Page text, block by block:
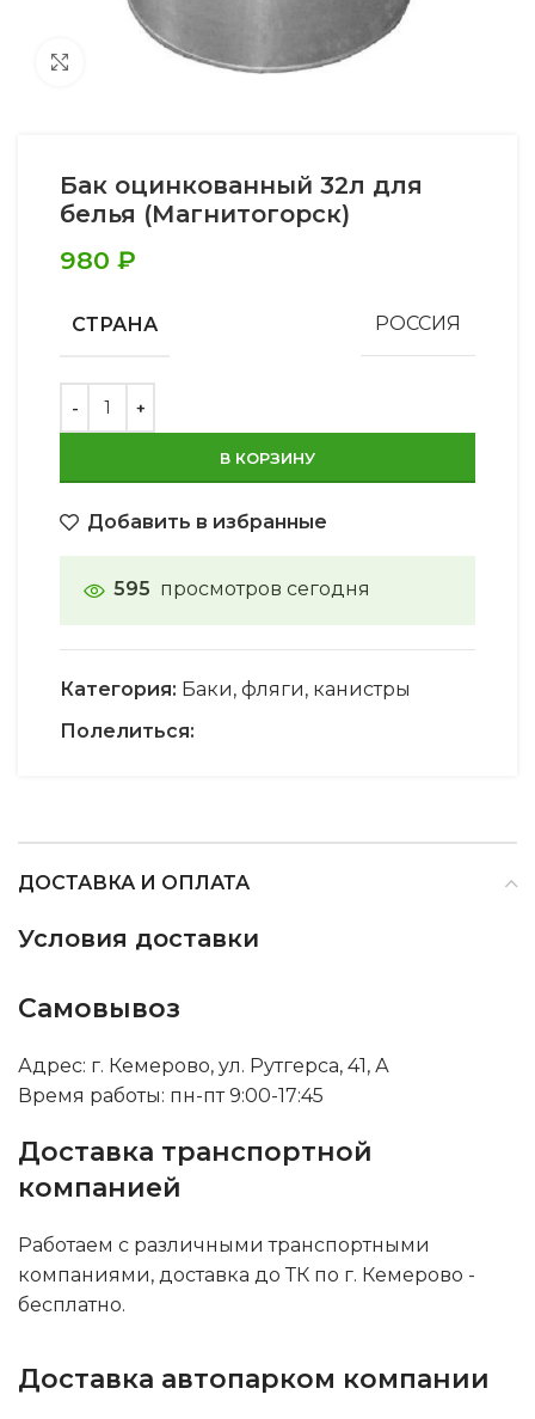
Бак оцинкованный 32л для
белья (Магнитогорск)
980 ₽
СТРАНА РОССИЯ
В КОРЗИНУ
Добавить в избранные
595 просмотров сегодня
Категория: Баки, фляги, канистры
Полелиться:
ДОСТАВКА И ОПЛАТА
Условия доставки
Самовывоз
Адрес: г. Кемерово, ул. Рутгерса, 41, А
Время работы: пн-пт 9:00-17:45
Доставка транспортной
компанией
Работаем с различными транспортными
компаниями, доставка до ТК по г. Кемерово -
бесплатно.
Доставка автопарком компании